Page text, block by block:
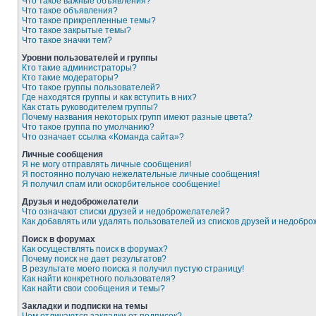
Что такое объявления?
Что такое прикрепленные темы?
Что такое закрытые темы?
Что такое значки тем?
Уровни пользователей и группы
Кто такие администраторы?
Кто такие модераторы?
Что такое группы пользователей?
Где находятся группы и как вступить в них?
Как стать руководителем группы?
Почему названия некоторых групп имеют разные цвета?
Что такое группа по умолчанию?
Что означает ссылка «Команда сайта»?
Личные сообщения
Я не могу отправлять личные сообщения!
Я постоянно получаю нежелательные личные сообщения!
Я получил спам или оскорбительное сообщение!
Друзья и недоброжелатели
Что означают списки друзей и недоброжелателей?
Как добавлять или удалять пользователей из списков друзей и
Поиск в форумах
Как осуществлять поиск в форумах?
Почему поиск не дает результатов?
В результате моего поиска я получил пустую страницу!
Как найти конкретного пользователя?
Как найти свои сообщения и темы?
Закладки и подписки на темы